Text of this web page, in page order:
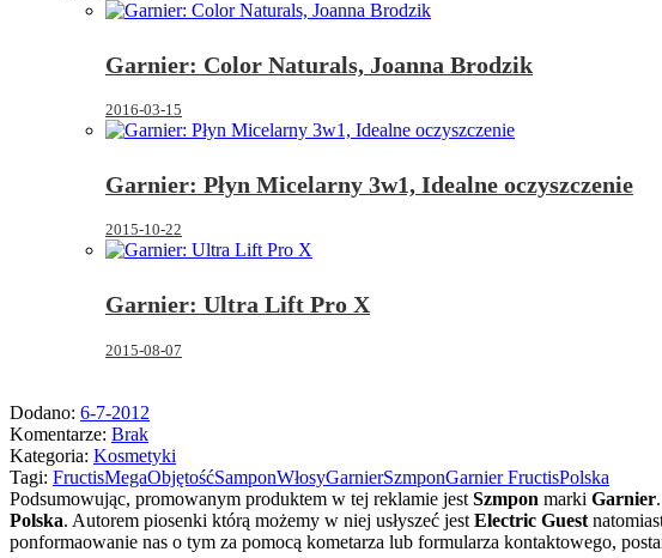
Garnier: Color Naturals, Joanna Brodzik
2016-03-15
Garnier: Płyn Micelarny 3w1, Idealne oczyszczenie
2015-10-22
Garnier: Ultra Lift Pro X
2015-08-07
Dodano: 6-7-2012
Komentarze: Brak
Kategoria: Kosmetyki
Tagi: FructisMegaObjętośćSamponWłosyGarnierSzmponGarnier FructisPolska
Podsumowując, promowanym produktem w tej reklamie jest Szmpon marki Garnier
Polska. Autorem piosenki którą możemy w niej usłyszeć jest Electric Guest
ponformaowanie nas o tym za pomocą kometarza lub formularza kontaktowego,